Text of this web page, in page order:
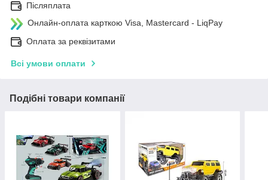
Післяплата
Онлайн-оплата карткою Visa, Mastercard - LiqPay
Оплата за реквізитами
Всі умови оплати
Подібні товари компанії